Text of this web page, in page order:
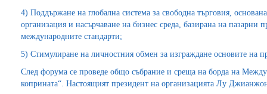
4) Поддържане на глобална система за свободна търговия,
организация и насърчаване на бизнес среда, базирана на пазарни
международните стандарти;
5) Стимулиране на личностния обмен за изграждане основите на
След форума се проведе общо събрание и среща на борда на
коприната“. Настоящият президент на организацията Лу